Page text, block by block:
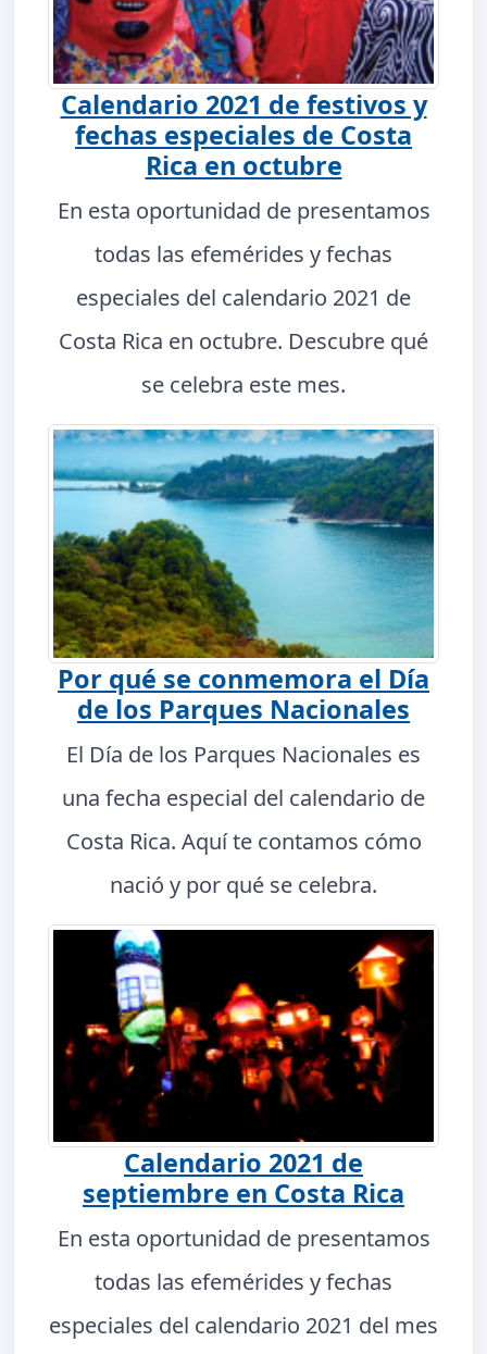
Calendario 2021 de festivos y
fechas especiales de Costa
Rica en octubre
En esta oportunidad de presentamos
todas las efemérides y fechas
especiales del calendario 2021 de
Costa Rica en octubre. Descubre qué
se celebra este mes.
Por qué se conmemora el Día
de los Parques Nacionales
El Día de los Parques Nacionales es
una fecha especial del calendario de
Costa Rica. Aquí te contamos cómo
nació y por qué se celebra.
Calendario 2021 de
septiembre en Costa Rica
En esta oportunidad de presentamos
todas las efemérides y fechas
especiales del calendario 2021 del mes